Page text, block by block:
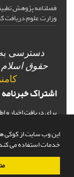
این وب سایت از کوکی
خدمات استفاده می
فصلنامه پژوهش
وزارت علوم دریافت
دسترسی
حقوق
اشتراک خبرنامه
برای دریافت اخبار